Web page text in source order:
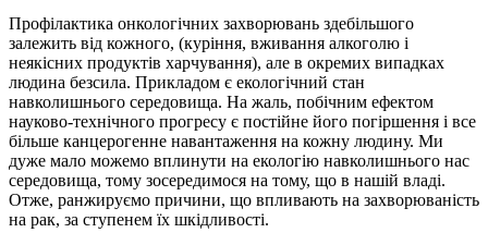
Профілактика онкологічних захворювань здебільшого
залежить від кожного, (куріння, вживання алкоголю і
неякісних продуктів харчування), але в окремих випадках
людина безсила. Прикладом є екологічний стан
навколишнього середовища. На жаль, побічним ефектом
науково-технічного прогресу є постійне його погіршення і все
більше канцерогенне навантаження на кожну людину. Ми
дуже мало можемо вплинути на екологію навколишнього нас
середовища, тому зосередимося на тому, що в нашій владі.
Отже, ранжируємо причини, що впливають на захворюваність
на рак, за ступенем їх шкідливості.